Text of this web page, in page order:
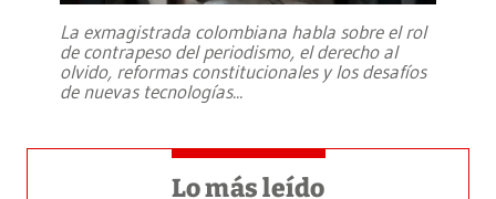
La exmagistrada colombiana habla sobre el rol
de contrapeso del periodismo, el derecho al
olvido, reformas constitucionales y los desafíos
de nuevas tecnologías...
Lo más leído